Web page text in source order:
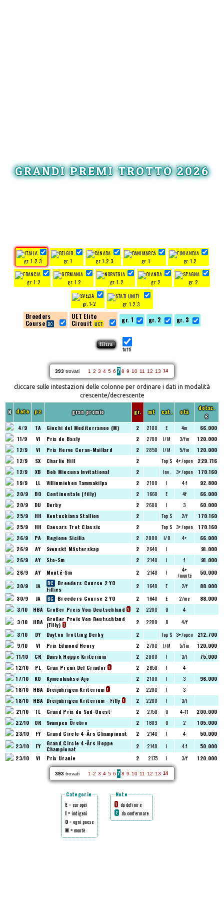
GRANDI PREMI TROTTO 2026
gr. 1-2-3 gr. 1 gr. 1-2-3 gr. 1 gr. 1-2
gr. 1-2 gr. 1-2 gr. 1-2 gr. 2 gr. 2
gr. 1-2 gr. 1-2-3
Breeders
Course
UET Elite
Circuit
gr. 1 gr. 2 gr. 3
tutti
393 trovati 1 2 3 4 5 6 78 9 10 11 12 13 14
cliccare sulle intestazioni delle colonne per ordinare i dati in modalità
crescente/decrescente
N data pz gran premio gr. mt cat. età
dotaz.
€
4/9 TA Giochi del Mediterraneo (M) 2 2100 E 4m
66.000
11/9
VI Prix de Basly 2 2700 I/M 3/fm
120.000
12/9
VI Prix Herve Ceran-Maillard 2 2850 I/M 5/fm
120.000
12/9
SX Charlie Hill 2 Top $ 4+/open
229.716
12/9
XB Bob Miecuna Invitational 2 Inv. 3+/open
170.160
19/9
LL Villinmiehen Tammakilpa 2 2100 I 4 f
92.800
20/9
BO Continentale (filly) 2 1660 E 4f
66.000
20/9
DU Derby 2 2600 I 3
60.000
25/9
HH Kentuckiana Stallion 2 Top $ 2/f
170.160
25/9
HH Caesars Trot Classic 2 Top $ 3+/open
170.160
26/9
PA Regione Sicilia 2 2000 I/O 4+
66.000
26/9
AY Svenskt Mästerskap 2 2640 I
91.000
26/9
AY Sto-Sm 2 2140 I f
91.000
26/9
AY Monté-Sm 2 2140 I 4+
/monté
50.000
30/9
JA
Breeders Course 2 YO
Fillies
2 1640 E 2/f
88.000
30/9
JA Breeders Course 2 YO 2 1640 E 2/mc
88.000
3/10
HBA Großer Preis Von Deutschland1 2 2200 O
4
3/10
HBA Großer Preis Von Deutschland
(Filly) 1 2 2200 O
4/f
3/10
DY Dayton Trotting Derby 2 Top $ 3+/open
212.700
9/10
VI Prix Edmond Henry 2 2700 I/M 5/fm
120.000
11/10
CR Dansk Hoppe Kriterium 2 2000 I 3/f
75.000
12/10
PL Gran Premi Del Criador1 2 2650 I
4
17/10
KO Kymenlaakso-Ajo 2 2100 I 3
96.000
18/10
HBA Dreijährigen Kriterium1 2 2200 I
3
18/10
HBA Dreijährigen Kriterium - Filly 1 2 2200 I
3/f
21/10
TL Grand Prix du Sud-Ouest 2 2750 O 4-11
200.000
22/10
OR Svampen Örebro 2 1609 O 2
105.000
23/10
FY Grand Circle 4-Års Championat 2 2140 I 4
50.000
23/10
FY Grand Circle 4-Års Hoppe
Championat 2 2140 I 4 f
50.000
23/10
VI Prix Uranie 2 2175 I 3/f 120.000
393 trovati 1 2 3 4 5 6 78 9 10 11 12 13 14
Categorie
E = europei
I = indigeni
O = ogni paese
M = montè
Note
1 da definire
2 da confermare